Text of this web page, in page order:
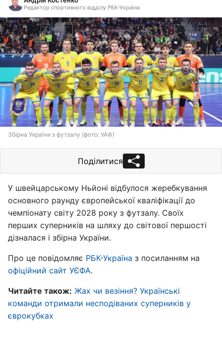
Редактор спортивного відділу РБК-Україна
Збірна України з футзалу (фото: УАФ)
Поділитися
У швейцарському Ньйоні відбулося жеребкування
основного раунду європейської кваліфікації до
чемпіонату світу 2028 року з футзалу. Своїх
перших суперників на шляху до світової першості
дізналася і збірна України.
Про це повідомляє РБК-Україна з посиланням на
офіційний сайт УЄФА.
Читайте також: Жах чи везіння? Українські
команди отримали несподіваних суперників у
єврокубках